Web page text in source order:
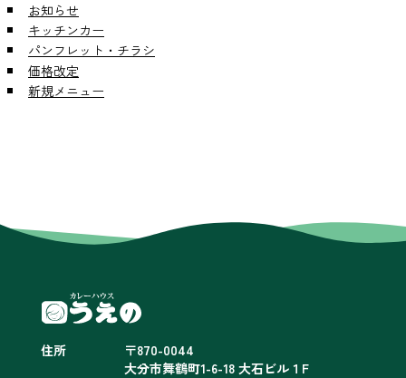
お知らせ
キッチンカー
パンフレット・チラシ
価格改定
新規メニュー
住所
〒870-0044
大分市舞鶴町1-6-18 大石ビル１F